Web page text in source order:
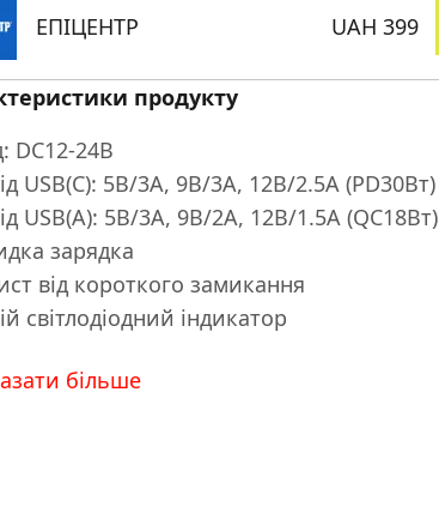
продукту
DC12-24В
USB(C): 5В/3A, 9В/3A, 12В/2.5A (PD30Вт)
USB(A): 5В/3A, 9В/2A, 12В/1.5A (QC18Вт)
зарядка
від короткого замикання
світлодіодний індикатор
більше
ЕПIЦЕНТР UAH 399